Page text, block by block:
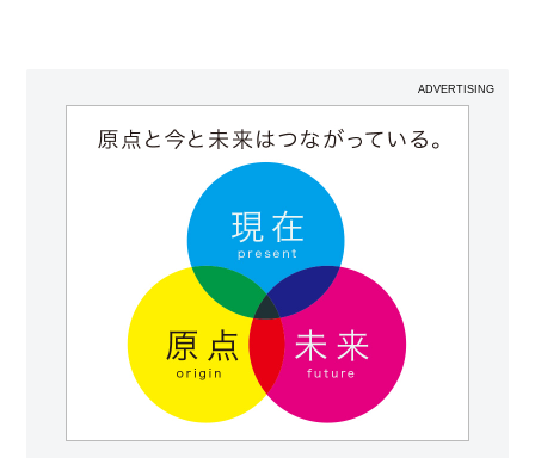
ADVERTISING